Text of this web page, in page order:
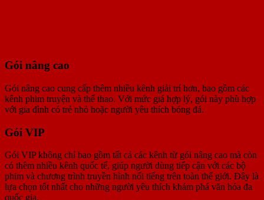
Gói nâng cao
Gói nâng cao cung cấp thêm nhiều kênh giải trí hơn, bao gồm các
kênh phim truyện và thể thao. Với mức giá hợp lý, gói này phù hợp
với gia đình có trẻ nhỏ hoặc người yêu thích bóng đá.
Gói VIP
Gói VIP không chỉ bao gồm tất cả các kênh từ gói nâng cao mà còn
có thêm nhiều kênh quốc tế, giúp người dùng tiếp cận với các bộ
phim và chương trình truyền hình nổi tiếng trên toàn thế giới. Đây là
lựa chọn tốt nhất cho những người yêu thích khám phá văn hóa đa
quốc gia.